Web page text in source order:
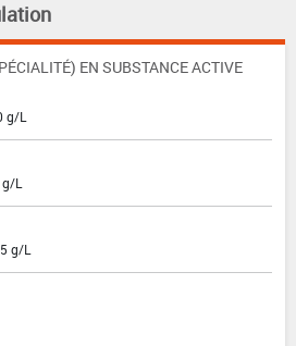
EN SUBSTANCE ACTIVE
g/L
g/L
g/L